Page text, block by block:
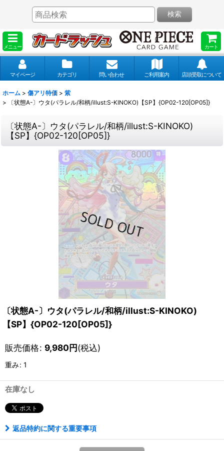
メニュー カート
検索
マイページ カテゴリ 問い合わせ ご利用案内 店頭受取について
ホーム > 傷アリ特価 > 紫
>
〔状態A-〕ウタ(パラレル/和柄/illust:S-KINOKO)【SP】{OP02-120[OP05]}
〔状態A-〕ウタ(パラレル/和柄/illust:S-KINOKO)
【SP】{OP02-120[OP05]}
〔状態A-〕ウタ(パラレル/和柄/illust:S-KINOKO)
【SP】{OP02-120[OP05]}
販売価格: 9,980円(税込)
重み: 1
在庫なし
返品特約に関する重要事項